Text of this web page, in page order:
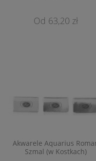
63,20 zł
Akwarele Aquarius
Szmal (w Kostkach)